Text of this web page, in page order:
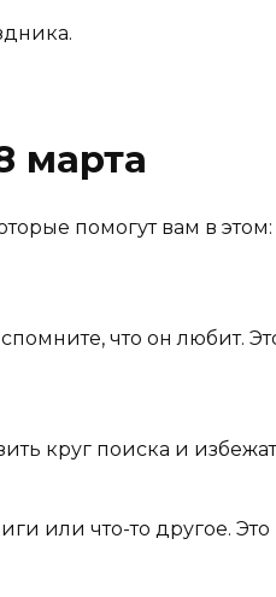
марта
помогут вам в этом:
что он любит.
круг поиска и
или что-то другое.